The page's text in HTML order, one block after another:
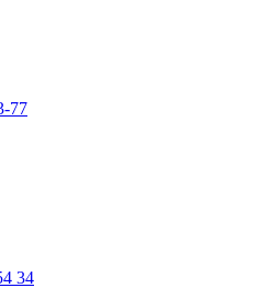
77
34